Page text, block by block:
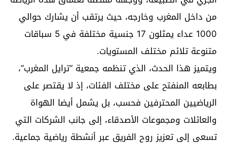
من داخل المغرب وخارجه، حيث يرتقب أن يشارك حوالي
1000 عداء يمثلون 17 جنسية مختلفة في 5 سباقات
متنوعة تلائم مختلف المستويات.
ويتميز هذا الحدث، الذي تنظمه جمعية “ترايل المغرب”،
بطابعه المنفتح على مختلف الفئات، إذ لا يقتصر على
الرياضيين المحترفين فحسب، بل يشمل أيضا الهواة
والعائلات ومجموعات الأصدقاء، إلى جانب الشركات التي
تسعى إلى تعزيز روح الفريق عبر أنشطة رياضية جماعية.